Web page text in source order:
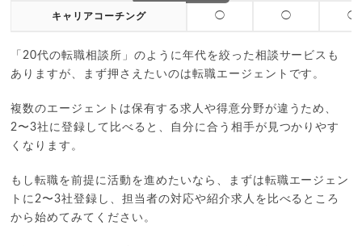
キャリアコーチング ◯ ◯ ◯
「20代の転職相談所」のように年代を絞った相談サービスも
ありますが、まず押さえたいのは転職エージェントです。
複数のエージェントは保有する求人や得意分野が違うため、
2〜3社に登録して比べると、自分に合う相手が見つかりやす
くなります。
もし転職を前提に活動を進めたいなら、まずは転職エージェン
トに2〜3社登録し、担当者の対応や紹介求人を比べるところ
から始めてみてください。